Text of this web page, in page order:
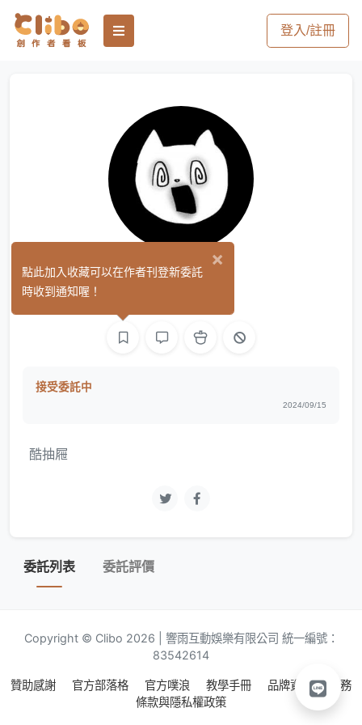
登入/註冊
KARI
接受委託中
2024/09/15
酷抽屜
委託列表 委託評價
Copyright © Clibo 2026 | 響雨互動娛樂有限公司 統一編號：
83542614
贊助感謝 官方部落格 官方噗浪 教學手冊 品牌資源
服務
條款與隱私權政策
×
點此加入收藏可以在作者刊登新委託
時收到通知喔！